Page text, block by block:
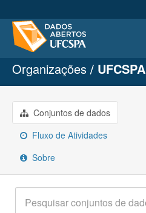
Conjuntos de dados
Organizações
Grupos
Sobre
Organizações UFCSPA
Conjuntos de dados
Fluxo de Atividades
Sobre